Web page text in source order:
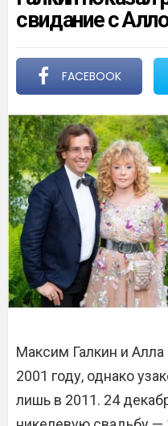
свидание с
FACEBOOK
Максим Галкин и
2001 году, однако
лишь в 2011. 24